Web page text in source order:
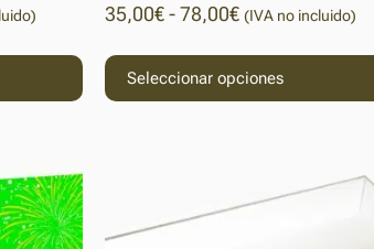
35,00€-78,00€ (IVA no incluido)
Seleccionar opciones